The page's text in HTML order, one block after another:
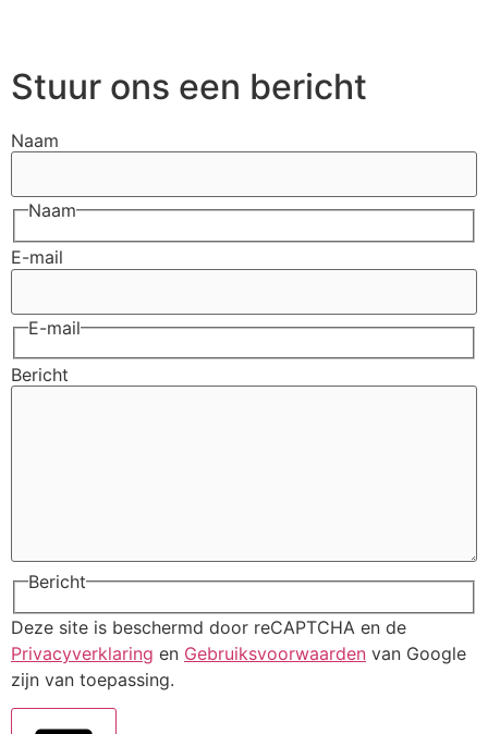
Stuur ons een bericht
Naam
Naam
E-mail
E-mail
Bericht
Bericht
Deze site is beschermd door reCAPTCHA en de
Privacyverklaring en Gebruiksvoorwaarden van Google
zijn van toepassing.